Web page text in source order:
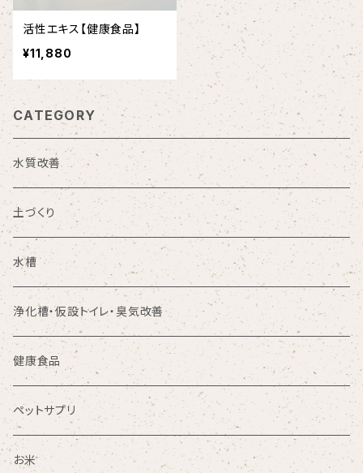
活性エキス【健康食品】
¥11,880
CATEGORY
水質改善
土づくり
水槽
浄化槽・仮設トイレ・臭気改善
健康食品
ペットサプリ
お米